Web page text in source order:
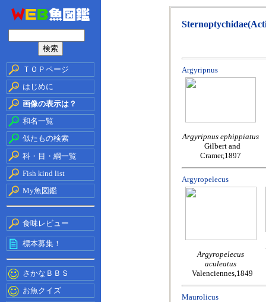
ＴＯＰページ
はじめに
画像の表示は？
和名一覧
似たもの検索
科・目・綱一覧
Fish kind list
My魚図鑑
食味レビュー
標本募集！
さかなＢＢＳ
お魚クイズ
Argyripnus
Argyripnus ephippiatus
Gilbert and
Cramer,1897
Argyropelecus
Argyropelecus
aculeatus
Valenciennes,1849
Maurolicus